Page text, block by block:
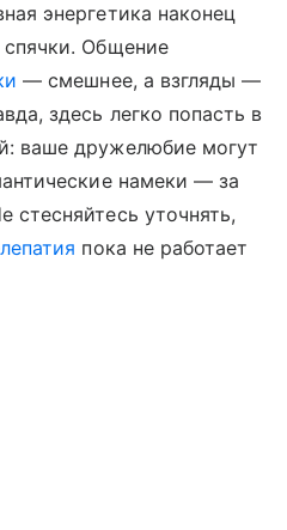
энергетика наконец
Общение
— смешнее, а взгляды —
здесь легко попасть в
ваше дружелюбие могут
намеки — за
уточнять,
пока не работает